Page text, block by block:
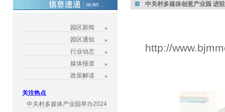
园区新闻
园区通知
行业动态
媒体报道
政策解读
关注热点
中关村多媒体产业园举办2024
中关村多媒体创意产业园 进
http://